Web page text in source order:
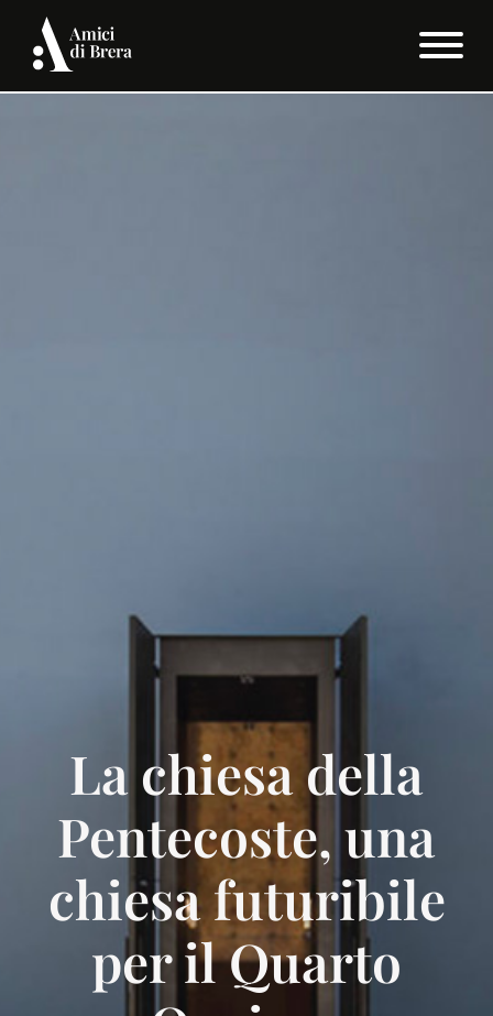
La chiesa della
Pentecoste, una
chiesa futuribile
per il Quarto